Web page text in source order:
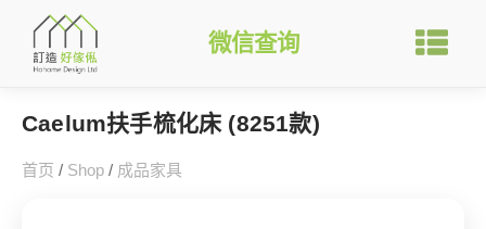
微信查询
Caelum扶手梳化床 (8251款)
首页 / Shop / 成品家具